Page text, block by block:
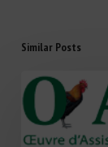
Similar Posts